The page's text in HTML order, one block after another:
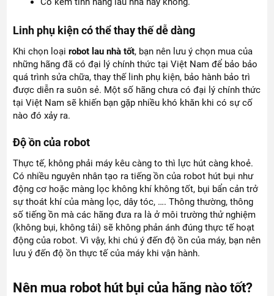
Linh phụ kiện có thể thay thế dễ dàng
Khi chọn loạirobot lau nhà tốt, bạn nên lưu ý chọn mua của
những hãng đã có đại lý chính thức tại Việt Nam để bảo bảo
quá trình sửa chữa, thay thế linh phụ kiện, bảo hành bảo trì
được diễn ra suôn sẻ. Một số hãng chưa có đại lý chính thức
tại Việt Nam sẽ khiến bạn gặp nhiều khó khăn khi có sự cố
nào đó xảy ra.
Độ ồn của robot
Thực tế, không phải máy kêu càng to thì lực hút càng khoẻ.
Có nhiều nguyên nhân tạo ra tiếng ồn của robot hút bụi như
động cơ hoặc màng lọc không khí không tốt, bụi bẩn cản trở
sự thoát khí của màng lọc, dây tóc, …. Thông thường, thông
số tiếng ồn mà các hãng đưa ra là ở môi trường thử nghiệm
(không bụi, không tải) sẽ không phản ánh đúng thực tế hoạt
động của robot. Vì vậy, khi chú ý đến độ ồn của máy, bạn nên
lưu ý đến độ ồn thực tế của máy khi vận hành.
Nên mua robot hút bụi của hãng nào tốt?